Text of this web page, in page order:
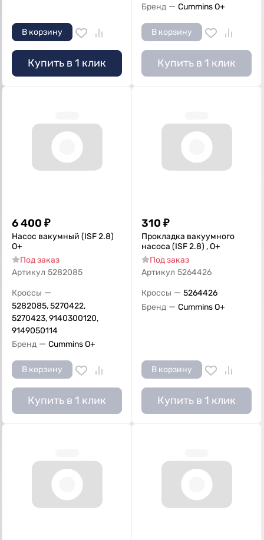
В корзину
Купить в 1 клик
Бренд — Cummins O+
В корзину
Купить в 1 клик
6 400 ₽
Насос вакумный (ISF 2.8)
О+
Под заказ
Артикул 5282085
Кроссы —
5282085, 5270422,
5270423, 9140300120,
9149050114
Бренд — Cummins O+
В корзину
Купить в 1 клик
310 ₽
Прокладка вакуумного
насоса (ISF 2.8) , О+
Под заказ
Артикул 5264426
Кроссы — 5264426
Бренд — Cummins O+
В корзину
Купить в 1 клик